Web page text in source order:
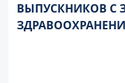
ВЫПУСКНИКОВ С